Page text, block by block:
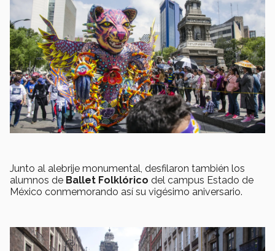
Junto al alebrije monumental, desfilaron también los
alumnos de Ballet Folklórico del campus Estado de
México conmemorando así su vigésimo aniversario.